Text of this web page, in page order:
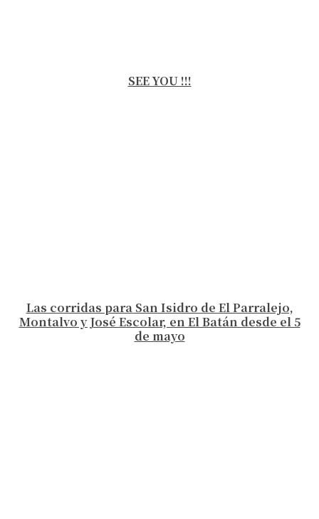
SEE YOU !!!
Las corridas para San Isidro de El Parralejo,
Montalvo y José Escolar, en El Batán desde el 5
de mayo